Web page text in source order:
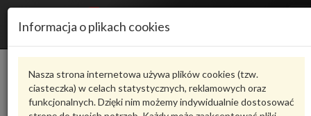
Informacja o plikach cookies
Nasza strona internetowa używa plików cookies (tzw.
ciasteczka) w celach statystycznych, reklamowych oraz
funkcjonalnych. Dzięki nim możemy indywidualnie dostosować
Karta produktu
6T47945LPR